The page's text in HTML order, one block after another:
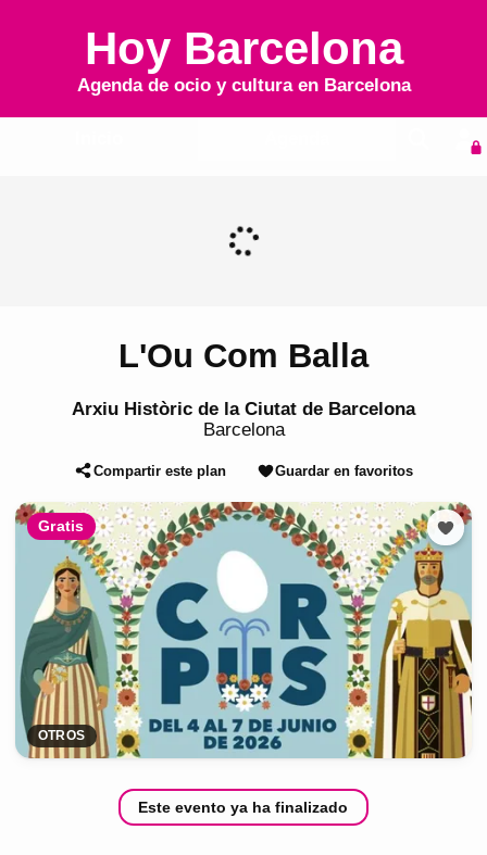
Hoy Barcelona
Agenda de ocio y cultura en Barcelona
L'Ou Com Balla
Arxiu Històric de la Ciutat de Barcelona
Barcelona
Compartir este plan Guardar en favoritos
Gratis
OTROS
Este evento ya ha finalizado